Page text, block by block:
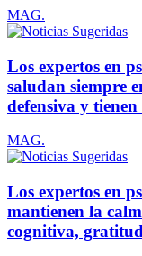
MAG.
Los expertos en
saludan siempre
defensiva y
MAG.
Los expertos en
mantienen la
cognitiva,